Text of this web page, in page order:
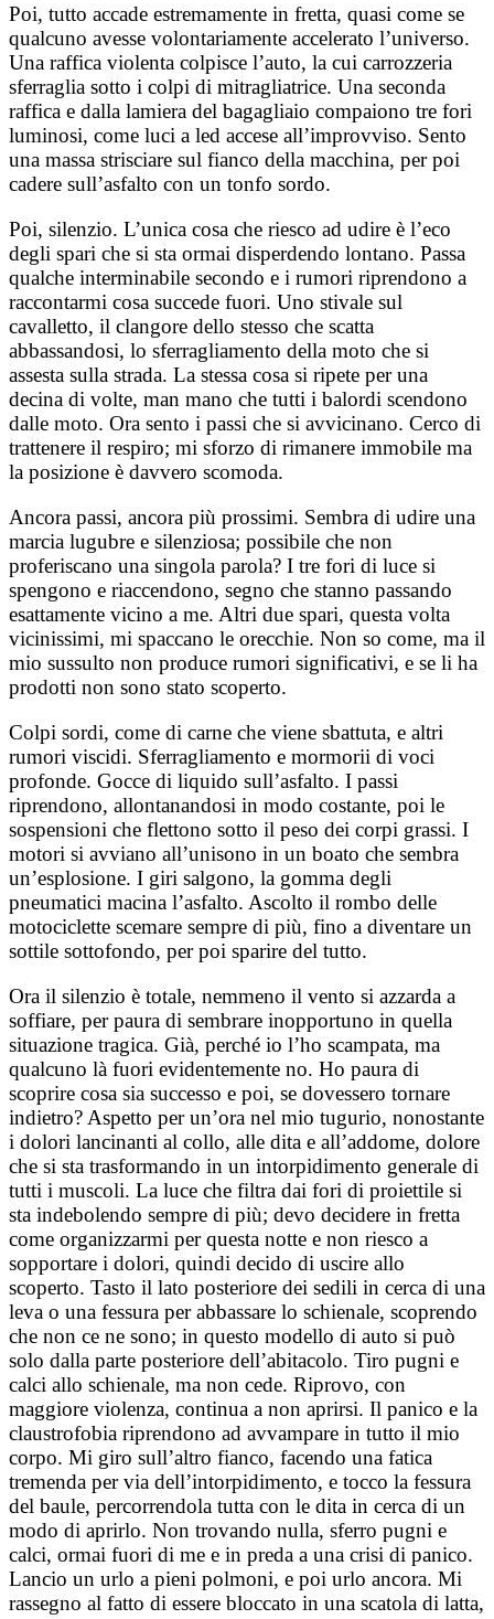
Poi, tutto accade estremamente in fretta, quasi come se
qualcuno avesse volontariamente accelerato l’universo.
Una raffica violenta colpisce l’auto, la cui carrozzeria
sferraglia sotto i colpi di mitragliatrice. Una seconda
raffica e dalla lamiera del bagagliaio compaiono tre fori
luminosi, come luci a led accese all’improvviso. Sento
una massa strisciare sul fianco della macchina, per poi
cadere sull’asfalto con un tonfo sordo.
Poi, silenzio. L’unica cosa che riesco ad udire è l’eco
degli spari che si sta ormai disperdendo lontano. Passa
qualche interminabile secondo e i rumori riprendono a
raccontarmi cosa succede fuori. Uno stivale sul
cavalletto, il clangore dello stesso che scatta
abbassandosi, lo sferragliamento della moto che si
assesta sulla strada. La stessa cosa si ripete per una
decina di volte, man mano che tutti i balordi scendono
dalle moto. Ora sento i passi che si avvicinano. Cerco di
trattenere il respiro; mi sforzo di rimanere immobile ma
la posizione è davvero scomoda.
Ancora passi, ancora più prossimi. Sembra di udire una
marcia lugubre e silenziosa; possibile che non
proferiscano una singola parola? I tre fori di luce si
spengono e riaccendono, segno che stanno passando
esattamente vicino a me. Altri due spari, questa volta
vicinissimi, mi spaccano le orecchie. Non so come, ma il
mio sussulto non produce rumori significativi, e se li ha
prodotti non sono stato scoperto.
Colpi sordi, come di carne che viene sbattuta, e altri
rumori viscidi. Sferragliamento e mormorii di voci
profonde. Gocce di liquido sull’asfalto. I passi
riprendono, allontanandosi in modo costante, poi le
sospensioni che flettono sotto il peso dei corpi grassi. I
motori si avviano all’unisono in un boato che sembra
un’esplosione. I giri salgono, la gomma degli
pneumatici macina l’asfalto. Ascolto il rombo delle
motociclette scemare sempre di più, fino a diventare un
sottile sottofondo, per poi sparire del tutto.
Ora il silenzio è totale, nemmeno il vento si azzarda a
soffiare, per paura di sembrare inopportuno in quella
situazione tragica. Già, perché io l’ho scampata, ma
qualcuno là fuori evidentemente no. Ho paura di
scoprire cosa sia successo e poi, se dovessero tornare
indietro? Aspetto per un’ora nel mio tugurio, nonostante
i dolori lancinanti al collo, alle dita e all’addome, dolore
che si sta trasformando in un intorpidimento generale di
tutti i muscoli. La luce che filtra dai fori di proiettile si
sta indebolendo sempre di più; devo decidere in fretta
come organizzarmi per questa notte e non riesco a
sopportare i dolori, quindi decido di uscire allo
scoperto. Tasto il lato posteriore dei sedili in cerca di una
leva o una fessura per abbassare lo schienale, scoprendo
che non ce ne sono; in questo modello di auto si può
solo dalla parte posteriore dell’abitacolo. Tiro pugni e
calci allo schienale, ma non cede. Riprovo, con
maggiore violenza, continua a non aprirsi. Il panico e la
claustrofobia riprendono ad avvampare in tutto il mio
corpo. Mi giro sull’altro fianco, facendo una fatica
tremenda per via dell’intorpidimento, e tocco la fessura
del baule, percorrendola tutta con le dita in cerca di un
modo di aprirlo. Non trovando nulla, sferro pugni e
calci, ormai fuori di me e in preda a una crisi di panico.
Lancio un urlo a pieni polmoni, e poi urlo ancora. Mi
rassegno al fatto di essere bloccato in una scatola di latta,